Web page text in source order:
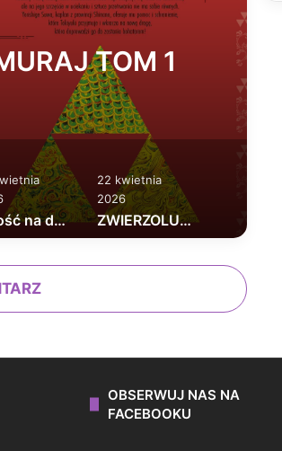
TOM 1
Miłość na dowóz tom 1
22 kwietnia
2026
ZWIERZOLUDZIE TOM 2
OBSERWUJ NAS NA
FACEBOOKU